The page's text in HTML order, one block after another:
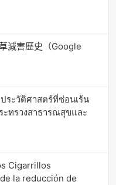
減害歷史（Google
ระวัติศาสตร์ที่ซ่อนเร้น
ทรวงสาธารณสุขและ
Cigarrillos
la reducción de